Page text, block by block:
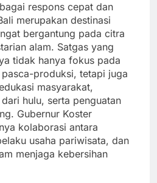
respons cepat dan
merupakan destinasi
bergantung pada citra
alam. Satgas yang
tidak hanya fokus pada
produksi, tetapi juga
masyarakat,
hulu, serta penguatan
Gubernur Koster
kolaborasi antara
usaha pariwisata, dan
menjaga kebersihan